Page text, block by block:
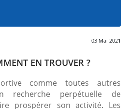
03 Mai 2021
EN TROUVER ?
comme toutes autres
recherche perpétuelle de
prospérer son activité. Les